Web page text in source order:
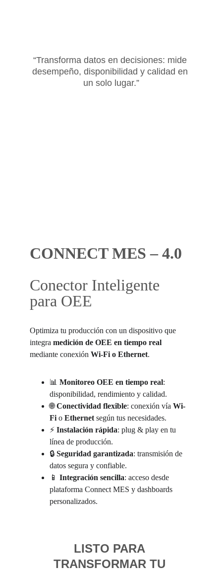
“Transforma datos en decisiones: mide
desempeño, disponibilidad y calidad en
un solo lugar.”
CONNECT MES – 4.0
Conector Inteligente
para OEE
Optimiza tu producción con un dispositivo que
integra medición de OEE en tiempo real
mediante conexión Wi-Fi o Ethernet.
📊 Monitoreo OEE en tiempo real:
disponibilidad, rendimiento y calidad.
🌐 Conectividad flexible: conexión vía Wi-
Fi o Ethernet según tus necesidades.
⚡ Instalación rápida: plug & play en tu
línea de producción.
🔒 Seguridad garantizada: transmisión de
datos segura y confiable.
📱 Integración sencilla: acceso desde
plataforma Connect MES y dashboards
personalizados.
LISTO PARA
TRANSFORMAR TU